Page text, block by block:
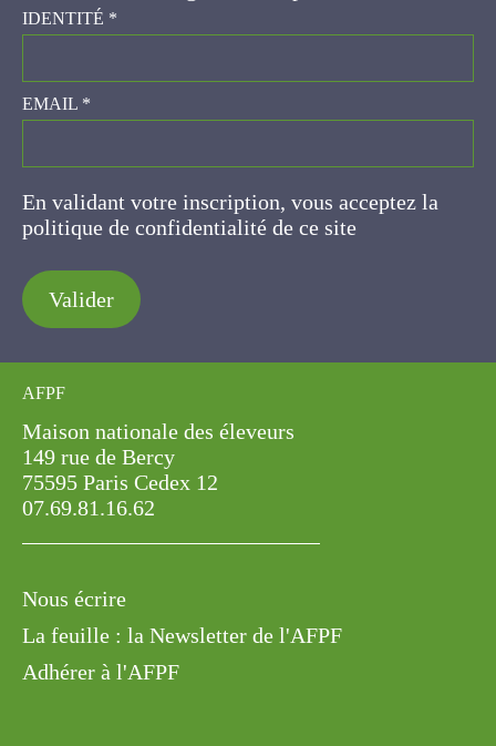
IDENTITÉ*
EMAIL*
En validant votre inscription, vous acceptez la
politique de confidentialité de ce site
Valider
AFPF
Maison nationale des éleveurs
149 rue de Bercy
75595 Paris Cedex 12
07.69.81.16.62
Nous écrire
La feuille : la Newsletter de l'AFPF
Adhérer à l'AFPF